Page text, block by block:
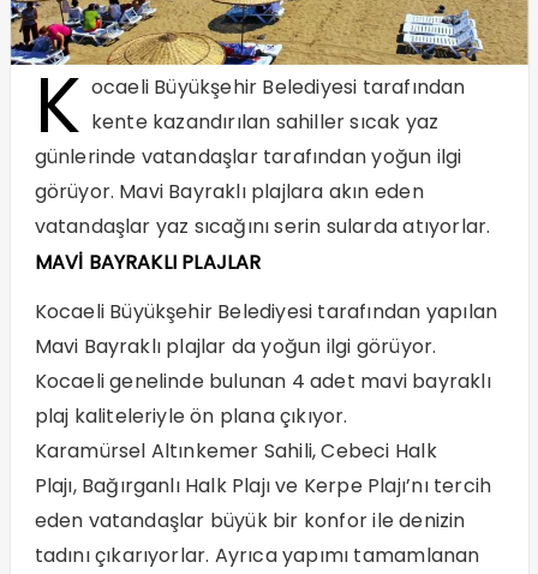
K ocaeli Büyükşehir Belediyesi tarafından
kente kazandırılan sahiller sıcak yaz
günlerinde vatandaşlar tarafından yoğun ilgi
görüyor. Mavi Bayraklı plajlara akın eden
vatandaşlar yaz sıcağını serin sularda atıyorlar.
MAVİ BAYRAKLI PLAJLAR
Kocaeli Büyükşehir Belediyesi tarafından yapılan
Mavi Bayraklı plajlar da yoğun ilgi görüyor.
Kocaeli genelinde bulunan 4 adet mavi bayraklı
plaj kaliteleriyle ön plana çıkıyor.
Karamürsel Altınkemer Sahili, Cebeci Halk
Plajı, Bağırganlı Halk Plajı ve Kerpe Plajı’nı tercih
eden vatandaşlar büyük bir konfor ile denizin
tadını çıkarıyorlar. Ayrıca yapımı tamamlanan